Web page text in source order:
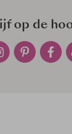
op de